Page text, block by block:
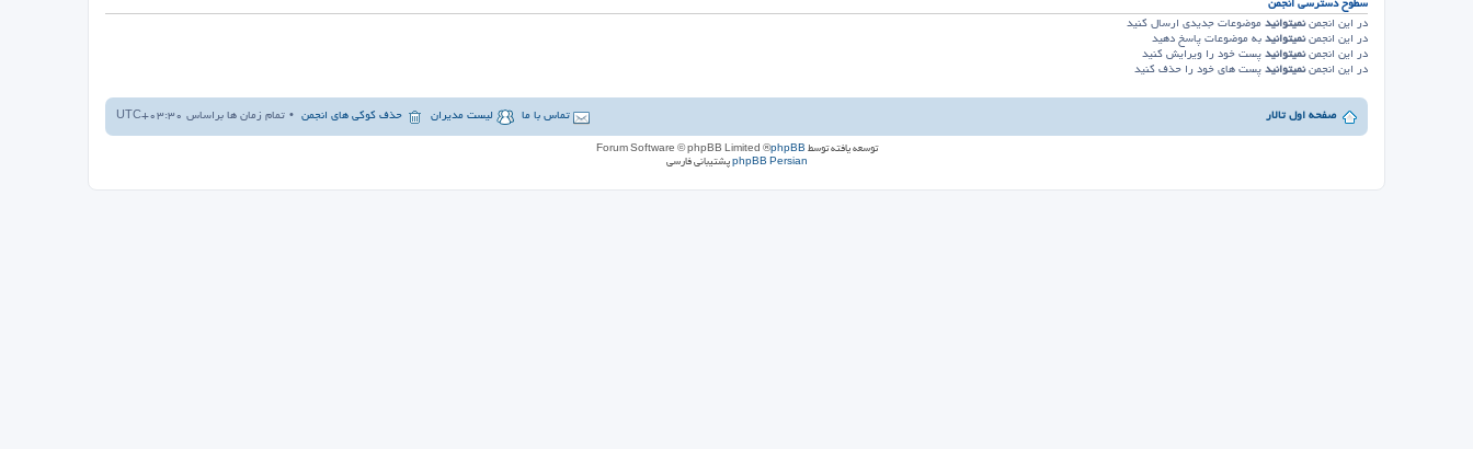
سطوح دسترسي انجمن
در این انجمننمیتوانید موضوعات جدیدی ارسال کنید
در این انجمننمیتوانید به موضوعات پاسخ دهید
در این انجمننمیتوانید پست خود را ویرایش کنید
در این انجمننمیتوانید پست های خود را حذف کنید
صفحه اول تالار تمام زمان ها براساس UTC+03:30 حذف کوکی های انجمن لیست مدیران تماس با ما
توسعه یافته توسط phpBB
® Forum Software © phpBB Limited
phpBB Persian پشتیبانی فارسی